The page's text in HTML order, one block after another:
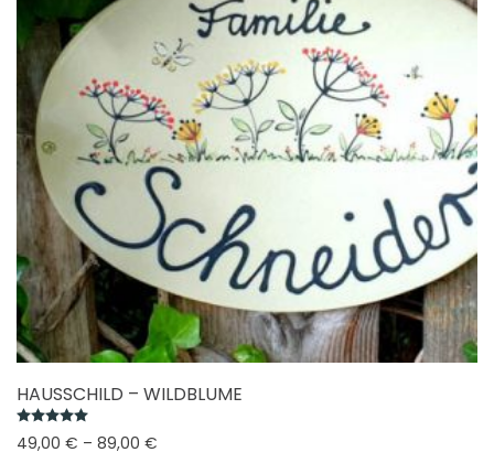
HAUSSCHILD – WILDBLUME
49,00 € – 89,00 €